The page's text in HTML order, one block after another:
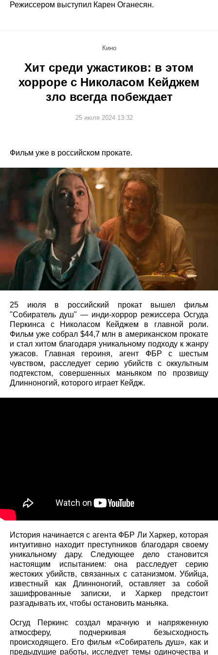
Режиссером выступил Карен Оганесян.
Кино
Хит среди ужастиков: в этом
хорроре с Николасом Кейджем
зло всегда побеждает
25 июля 2024 13:32
Фильм уже в российском прокате.
25 июля в российский прокат вышел фильм
"Собиратель душ" — инди-хоррор режиссера Осгуда
Перкинса с Николасом Кейджем в главной роли.
Фильм уже собрал $44,7 млн в американском прокате
и стал хитом благодаря уникальному подходу к жанру
ужасов. Главная героиня, агент ФБР с шестым
чувством, расследует серию убийств с оккультным
подтекстом, совершенных маньяком по прозвищу
Длинноногий, которого играет Кейдж.
История начинается с агента ФБР Ли Харкер, которая
интуитивно находит преступников благодаря своему
уникальному дару. Следующее дело становится
настоящим испытанием: она расследует серию
жестоких убийств, связанных с сатанизмом. Убийца,
известный как Длинноногий, оставляет за собой
зашифрованные записки, и Харкер предстоит
разгадывать их, чтобы остановить маньяка.
Осгуд Перкинс создал мрачную и напряженную
атмосферу, подчеркивая безысходность
происходящего. Его фильм «Собиратель душ», как и
предыдущие работы, исследует темы одиночества и